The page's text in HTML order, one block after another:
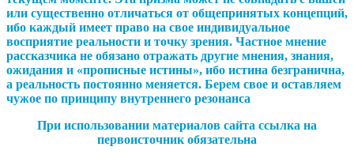
или существенно отличаться от общепринятых концепций,
ибо каждый имеет право на свое индивидуальное
восприятие реальности и точку зрения. Частное мнение
рассказчика не обязано отражать другие мнения, знания,
ожидания и «прописные истины», ибо истина безгранична,
а реальность постоянно меняется. Берем свое и оставляем
чужое по принципу внутреннего резонанса
При использовании материалов сайта ссылка на
первоисточник обязательна